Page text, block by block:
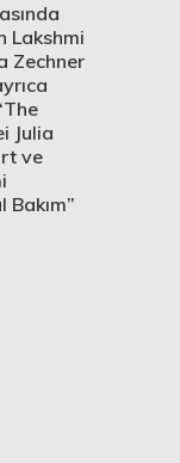
Lakshmi
Zechner
Julia
ve